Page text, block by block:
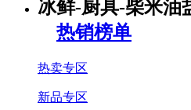
热销榜单
热卖专区
新品专区